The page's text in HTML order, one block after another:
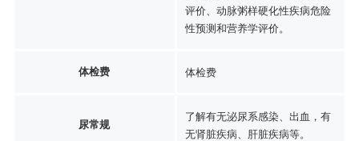
评价、动脉粥样硬化性疾病危险
性预测和营养学评价。
体检费 体检费
尿常规
了解有无泌尿系感染、出血，有
无肾脏疾病、肝脏疾病等。